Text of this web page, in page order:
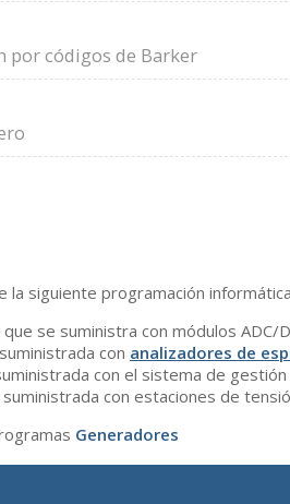
por códigos de Barker
la siguiente programación
se suministra con módulos ADC/
con analizadores de
con el sistema de
con estaciones de
Generadores